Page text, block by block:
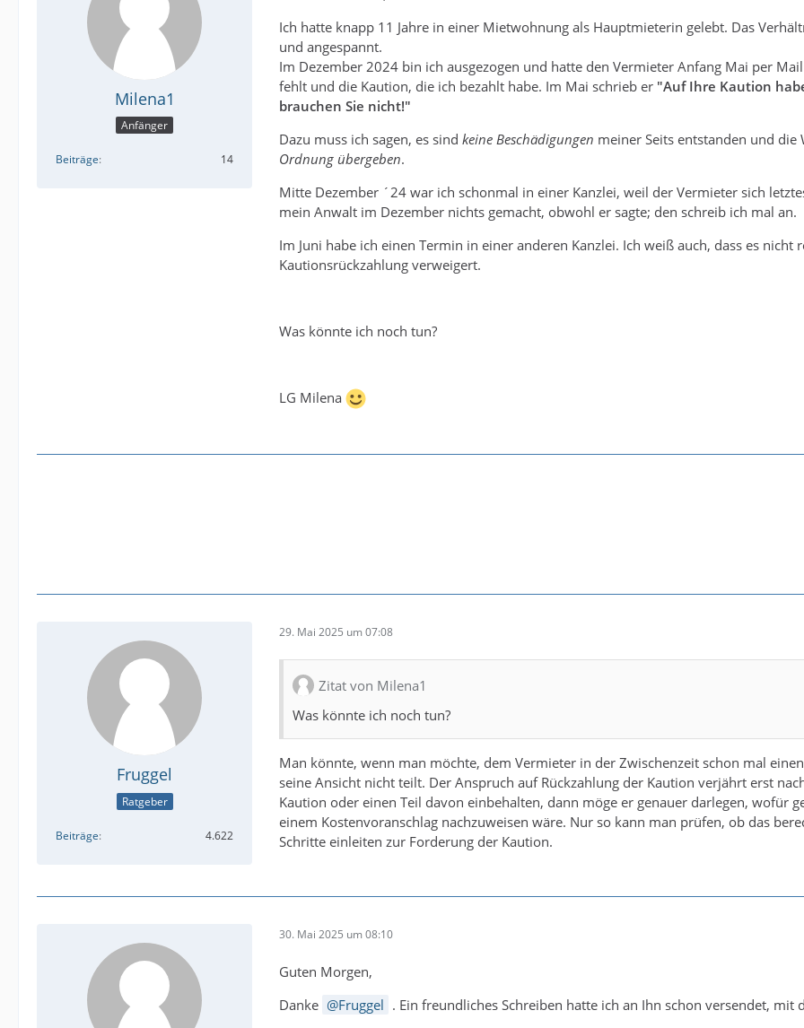
Milena1
Anfänger
Beiträge 14
Ich hatte knapp 11 Jahre in einer Mietwohnung als Hauptmieterin gelebt. Das
und angespannt.
Im Dezember 2024 bin ich ausgezogen und hatte den Vermieter Anfang Mai per
fehlt und die Kaution, die ich bezahlt habe. Im Mai schrieb er "Auf Ihre Kaution
brauchen Sie nicht!"
Dazu muss ich sagen, es sind keine Beschädigungen meiner Seits entstanden und
Ordnung übergeben.
Mitte Dezember ´24 war ich schonmal in einer Kanzlei, weil der Vermieter sich
mein Anwalt im Dezember nichts gemacht, obwohl er sagte; den schreib ich mal an.
Im Juni habe ich einen Termin in einer anderen Kanzlei. Ich weiß auch, dass es
Kautionsrückzahlung verweigert.
Was könnte ich noch tun?
LG Milena
Fruggel
Ratgeber
Beiträge 4.622
29. Mai 2025 um 07:08
Zitat von Milena1
Was könnte ich noch tun?
Man könnte, wenn man möchte, dem Vermieter in der Zwischenzeit schon mal
seine Ansicht nicht teilt. Der Anspruch auf Rückzahlung der Kaution verjährt erst
Kaution oder einen Teil davon einbehalten, dann möge er genauer darlegen, wofür
einem Kostenvoranschlag nachzuweisen wäre. Nur so kann man prüfen, ob das
Schritte einleiten zur Forderung der Kaution.
30. Mai 2025 um 08:10
Guten Morgen,
Danke
Fruggel . Ein freundliches Schreiben hatte ich an Ihn schon versendet,